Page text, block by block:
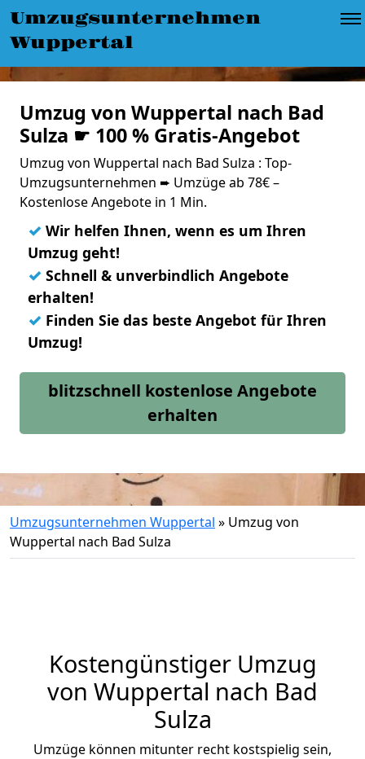
Umzugsunternehmen
Wuppertal
Umzug von Wuppertal nach Bad
Sulza ☛ 100 % Gratis-Angebot
Umzug von Wuppertal nach Bad Sulza : Top-
Umzugsunternehmen ➨ Umzüge ab 78€ –
Kostenlose Angebote in 1 Min.
✓ Wir helfen Ihnen, wenn es um Ihren
Umzug geht!
✓ Schnell & unverbindlich Angebote
erhalten!
✓ Finden Sie das beste Angebot für Ihren
Umzug!
blitzschnell kostenlose Angebote
erhalten
Umzugsunternehmen Wuppertal » Umzug von
Wuppertal nach Bad Sulza
Kostengünstiger Umzug
von Wuppertal nach Bad
Sulza
Umzüge können mitunter recht kostspielig sein,